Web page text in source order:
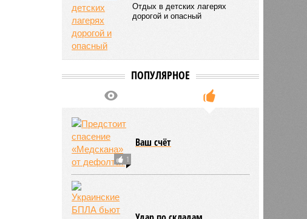
Отдых в детских лагерях
дорогой и опасный
ПОПУЛЯРНОЕ
1
Ваш счёт